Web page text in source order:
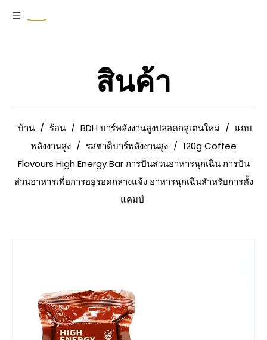
สินค้า
บ้าน / ร้อน / BDH บาร์พลังงานสูงปลอดกลูเตนใหม่ / แถบ
พลังงานสูง / รสชาติบาร์พลังงานสูง / 120g Coffee
Flavours High Energy Bar การปันส่วนอาหารฉุกเฉิน การปัน
ส่วนอาหารเพื่อการอยู่รอดกลางแจ้ง อาหารฉุกเฉินสำหรับการตั้ง
แคมป์